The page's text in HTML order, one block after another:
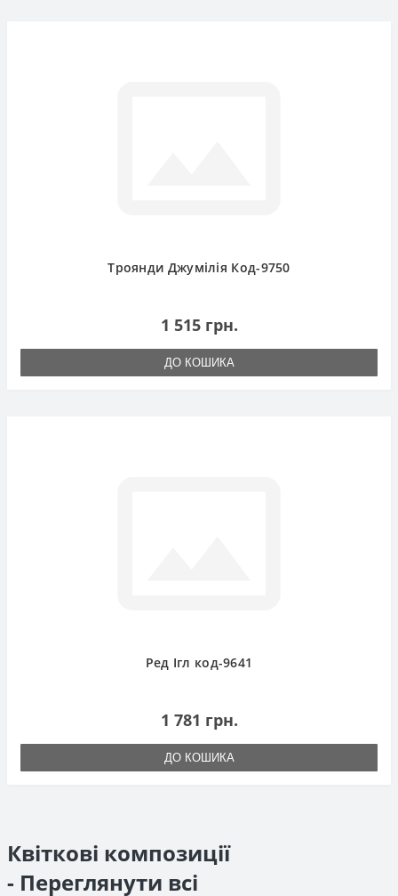
Троянди Джумілія Код-9750
1 515 грн.
ДО КОШИКА
Ред Ігл код-9641
1 781 грн.
ДО КОШИКА
Квіткові композиції
- Переглянути всі